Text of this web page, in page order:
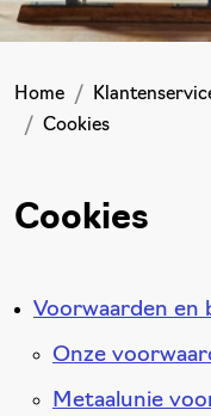
Home
Cookies
Cookies
Voorwaarden en
Onze
Metaalunie